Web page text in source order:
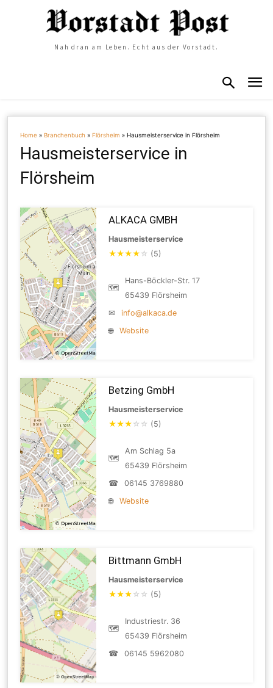
Nah dran am Leben. Echt aus der Vorstadt.
Home »Branchenbuch »Flörsheim »Hausmeisterservice in Flörsheim
Hausmeisterservice in
Flörsheim
ALKACA GMBH
Hausmeisterservice
★★★★ ☆ (5)
🗺
Hans-Böckler-Str. 17
65439 Flörsheim
✉
info@alkaca.de
🌐
Website
Betzing GmbH
Hausmeisterservice
★★★ ☆ ☆ (5)
🗺
Am Schlag 5a
65439 Flörsheim
☎
06145 3769880
🌐
Website
Bittmann GmbH
Hausmeisterservice
★★★ ☆ ☆ (5)
🗺
Industriestr. 36
65439 Flörsheim
☎
06145 5962080